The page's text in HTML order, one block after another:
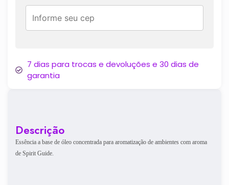
Descrição
Essência a base de óleo concentrada para aromatização de ambientes com aroma
de Spirit Guide.
7 dias para trocas e devoluções e 30 dias de
garantia